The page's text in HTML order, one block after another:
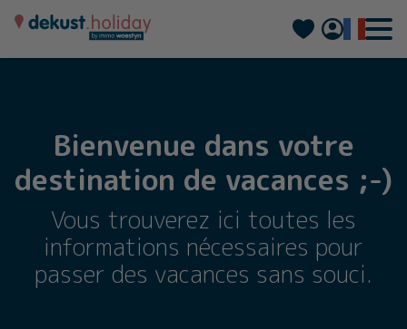
Deutsch
Bienvenue dans votre
destination de vacances ;-)
Vous trouverez ici toutes les
informations nécessaires pour
passer des vacances sans souci.